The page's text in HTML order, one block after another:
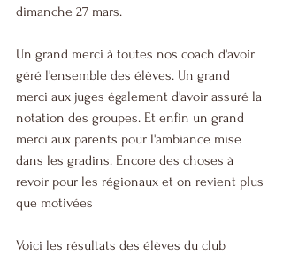
dimanche 27 mars.
Un grand merci à toutes nos coach d'avoir
géré l'ensemble des élèves. Un grand
merci aux juges également d'avoir assuré la
notation des groupes. Et enfin un grand
merci aux parents pour l'ambiance mise
dans les gradins. Encore des choses à
revoir pour les régionaux et on revient plus
que motivées
Voici les résultats des élèves du club